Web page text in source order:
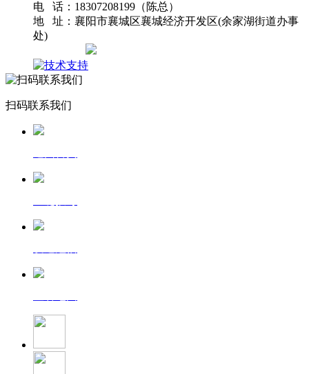
电 话：18307208199（陈总）
地 址：襄阳市襄城区襄城经济开发区(余家湖街道办事
处)
扫码联系我们